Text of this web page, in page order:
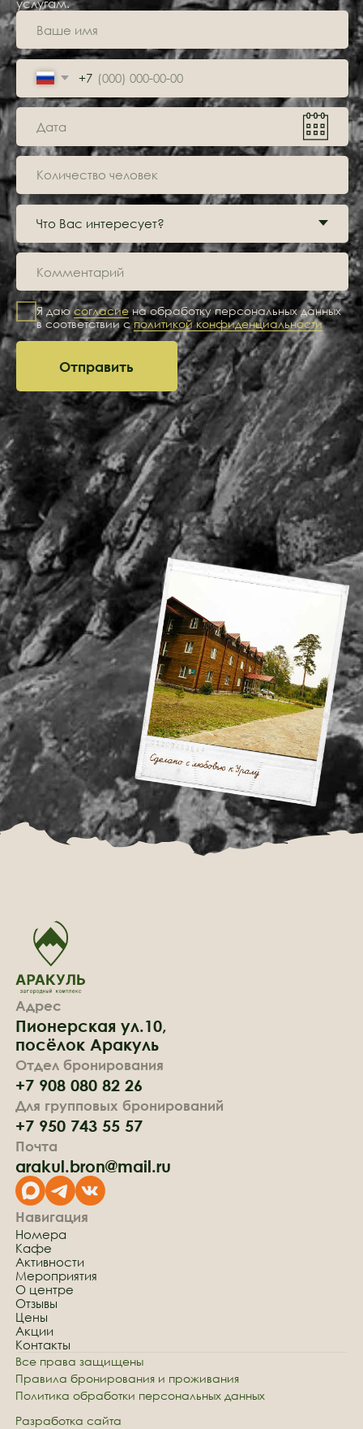
+7 908 080 82 26
Для групповых бронирований
+7 950 743 55 57
Почта
arakul.bron@mail.ru
Навигация
Номера
Кафе
Активности
Мероприятия
О центре
Отзывы
Цены
Контакты
Все права защищены
Правила бронирования и проживания
Политика обработки персональных данных
Разработка сайта
Номер записи в Едином реестре объектов классификации:
С002025010702